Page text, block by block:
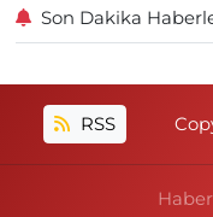
Son Dakika
RSS
Haber